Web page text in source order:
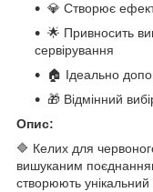
💎 Створює
🌟 Привносить
сервірування
🏠 Ідеально
🎁 Відмінний
Опис:
🔷 Келих для
вишуканим
створюють